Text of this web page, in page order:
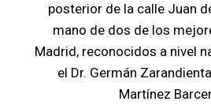
posterior de la calle Juan
mano de dos de los
Madrid, reconocidos a nivel
el Dr. Germán
Martínez